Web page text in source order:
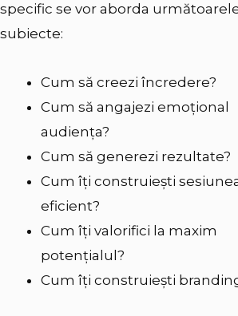
specific se vor aborda
subiecte:
Cum să creezi încredere?
Cum să angajezi emoțional
audiența?
Cum să generezi rezultate?
Cum îți construiești
eficient?
Cum îți valorifici la maxim
potențialul?
Cum îți construiești